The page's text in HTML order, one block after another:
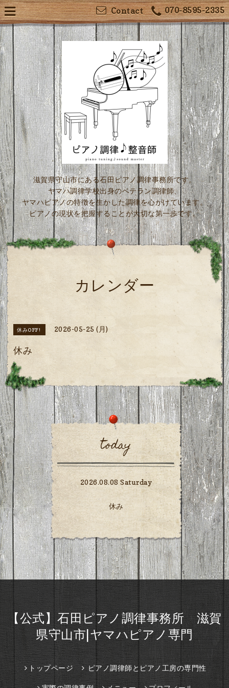
070-8595-2335
Contact
滋賀県守山市にある石田ピアノ調律事務所です。
ヤマハ調律学校出身のベテラン調律師、
ヤマハピアノの特徴を生かした調律を心がけています。
ピアノの現状を把握することが大切な第一歩です。
カレンダー
休みOFF! 2026-05-25 (月)
休み
today
2026.08.08 Saturday
休み
【公式】石田ピアノ調律事務所 滋賀
県守山市|ヤマハピアノ専門
トップページ ピアノ調律師とピアノ工房の専門性